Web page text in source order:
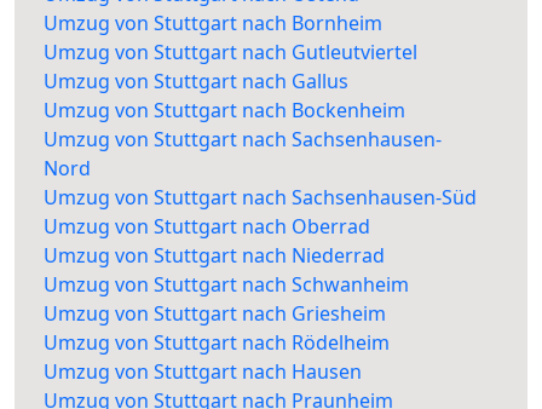
Umzug von Stuttgart nach Bornheim
Umzug von Stuttgart nach Gutleutviertel
Umzug von Stuttgart nach Gallus
Umzug von Stuttgart nach Bockenheim
Umzug von Stuttgart nach Sachsenhausen-
Nord
Umzug von Stuttgart nach Sachsenhausen-Süd
Umzug von Stuttgart nach Oberrad
Umzug von Stuttgart nach Niederrad
Umzug von Stuttgart nach Schwanheim
Umzug von Stuttgart nach Griesheim
Umzug von Stuttgart nach Rödelheim
Umzug von Stuttgart nach Hausen
Umzug von Stuttgart nach Praunheim